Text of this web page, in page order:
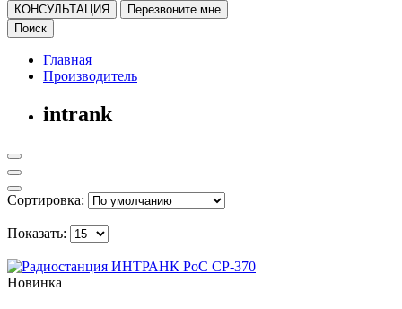
КОНСУЛЬТАЦИЯ
Перезвоните мне
Поиск
Главная
Производитель
intrank
Сортировка:
Показать:
Новинка